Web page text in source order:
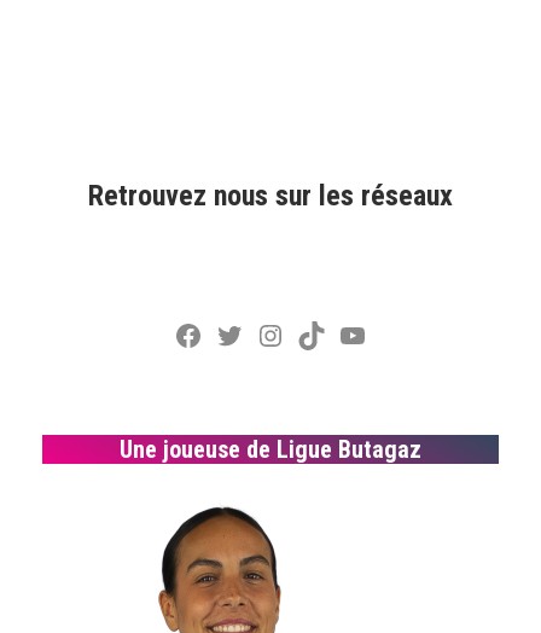
Retrouvez nous sur les réseaux
Facebook
Twitter
Instagram
TikTokYouTube
Une joueuse de Ligue Butagaz